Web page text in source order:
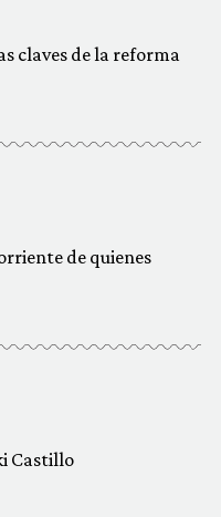
claves de la reforma
de quienes
Castillo